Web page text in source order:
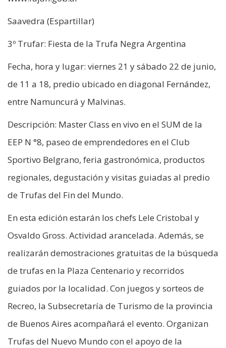
Saavedra (Espartillar)
3º Trufar: Fiesta de la Trufa Negra Argentina
Fecha, hora y lugar: viernes 21 y sábado 22 de junio,
de 11 a 18, predio ubicado en diagonal Fernández,
entre Namuncurá y Malvinas.
Descripción: Master Class en vivo en el SUM de la
EEP N °8, paseo de emprendedores en el Club
Sportivo Belgrano, feria gastronómica, productos
regionales, degustación y visitas guiadas al predio
de Trufas del Fin del Mundo.
En esta edición estarán los chefs Lele Cristobal y
Osvaldo Gross. Actividad arancelada. Además, se
realizarán demostraciones gratuitas de la búsqueda
de trufas en la Plaza Centenario y recorridos
guiados por la localidad. Con juegos y sorteos de
Recreo, la Subsecretaría de Turismo de la provincia
de Buenos Aires acompañará el evento. Organizan
Trufas del Nuevo Mundo con el apoyo de la